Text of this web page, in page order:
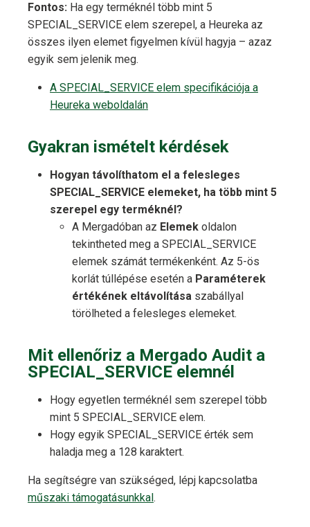
Fontos: Ha egy terméknél több mint 5
SPECIAL_SERVICE elem szerepel, a Heureka az
összes ilyen elemet figyelmen kívül hagyja – azaz
egyik sem jelenik meg.
A SPECIAL_SERVICE elem specifikációja a
Heureka weboldalán
Gyakran ismételt kérdések
Hogyan távolíthatom el a felesleges
SPECIAL_SERVICE elemeket, ha több mint 5
szerepel egy terméknél?
A Mergadóban az Elemek oldalon
tekintheted meg a SPECIAL_SERVICE
elemek számát termékenként. Az 5-ös
korlát túllépése esetén a Paraméterek
értékének eltávolítása szabállyal
törölheted a felesleges elemeket.
Mit ellenőriz a Mergado Audit a
SPECIAL_SERVICE elemnél
Hogy egyetlen terméknél sem szerepel több
mint 5 SPECIAL_SERVICE elem.
Hogy egyik SPECIAL_SERVICE érték sem
haladja meg a 128 karaktert.
Ha segítségre van szükséged, lépj kapcsolatba
műszaki támogatásunkkal .